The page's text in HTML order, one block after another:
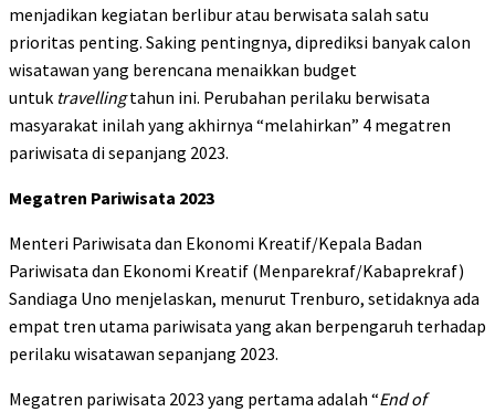
menjadikan kegiatan berlibur atau berwisata salah satu
prioritas penting. Saking pentingnya, diprediksi banyak calon
wisatawan yang berencana menaikkan budget
untuk travellingtahun ini. Perubahan perilaku berwisata
masyarakat inilah yang akhirnya “melahirkan” 4 megatren
pariwisata di sepanjang 2023.
Megatren Pariwisata 2023
Menteri Pariwisata dan Ekonomi Kreatif/Kepala Badan
Pariwisata dan Ekonomi Kreatif (Menparekraf/Kabaprekraf)
Sandiaga Uno menjelaskan, menurut Trenburo, setidaknya ada
empat tren utama pariwisata yang akan berpengaruh terhadap
perilaku wisatawan sepanjang 2023.
Megatren pariwisata 2023 yang pertama adalah “End of